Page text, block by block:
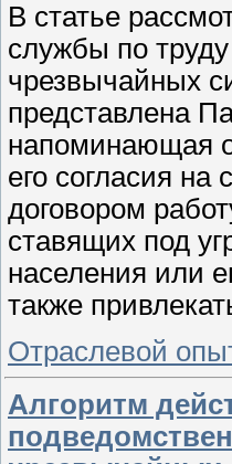
В статье
службы по
чрезвычайных
представлена
напоминающая о
его согласия
договором
ставящих под
населения или
также
Отраслевой
Алгоритм